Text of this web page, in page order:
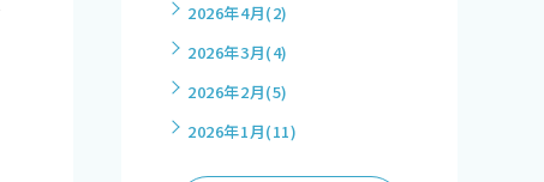
2026年4月(2)
2026年3月(4)
2026年2月(5)
2026年1月(11)